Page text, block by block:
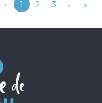
‹Précédent
1 2 3 › »